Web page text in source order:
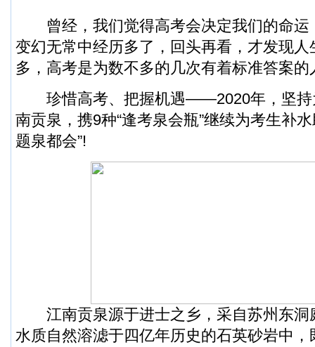
曾经，我们觉得高考会决定我们的命运
变幻无常中经历多了，回头再看，才发现
多，高考是为数不多的几次有着标准答案
珍惜高考、把握机遇——2020年，坚持
南贡泉，携9种“逢考泉会瓶”继续为考生补
题泉都会”!
江南贡泉源于进士之乡，采自苏州东洞
水质自然溶滤于四亿年历史的石英砂岩中